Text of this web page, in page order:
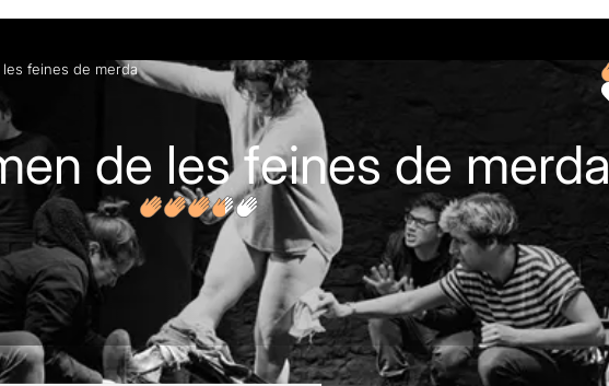
feines de merda
de les feines de merda